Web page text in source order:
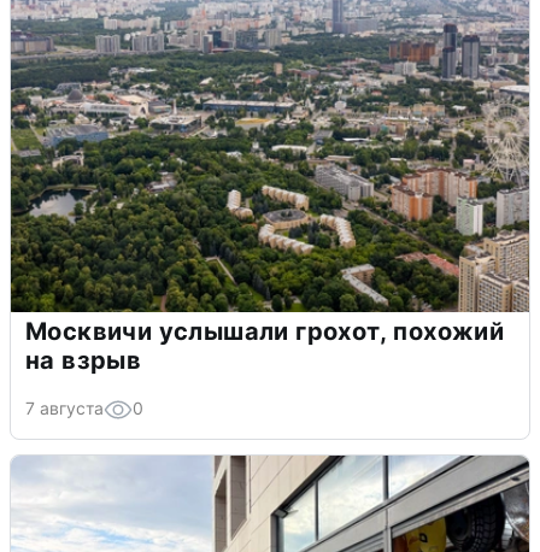
Москвичи услышали грохот, похожий
на взрыв
7 августа 0